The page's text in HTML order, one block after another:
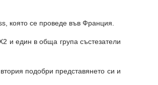
която се проведе във Франция.
и един в обща група състезатели
подобри представянето си и